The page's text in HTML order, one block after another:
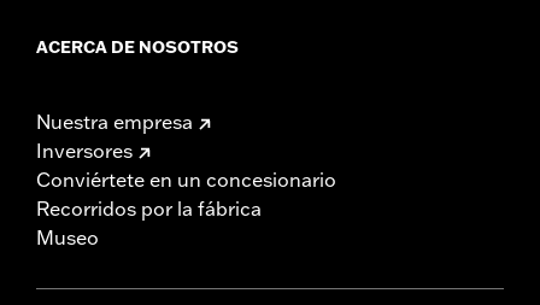
ACERCA DE NOSOTROS
Nuestra empresa
Inversores
Conviértete en un concesionario
Recorridos por la fábrica
Museo